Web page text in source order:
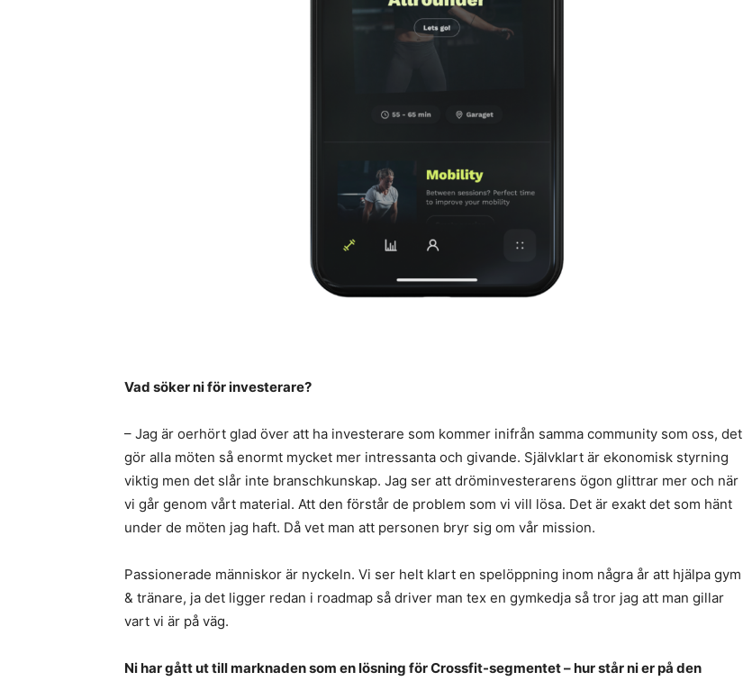
Vad söker ni för investerare?
– Jag är oerhört glad över att ha investerare som kommer inifrån samma community som oss, det
gör alla möten så enormt mycket mer intressanta och givande. Självklart är ekonomisk styrning
viktig men det slår inte branschkunskap. Jag ser att dröminvesterarens ögon glittrar mer och när
vi går genom vårt material. Att den förstår de problem som vi vill lösa. Det är exakt det som hänt
under de möten jag haft. Då vet man att personen bryr sig om vår mission.
Passionerade människor är nyckeln. Vi ser helt klart en spelöppning inom några år att hjälpa gym
& tränare, ja det ligger redan i roadmap så driver man tex en gymkedja så tror jag att man gillar
vart vi är på väg.
Ni har gått ut till marknaden som en lösning för Crossfit-segmentet – hur står ni er på den